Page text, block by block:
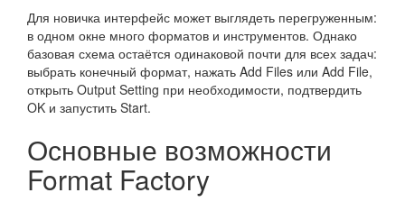
Для новичка интерфейс может выглядеть перегруженным:
в одном окне много форматов и инструментов. Однако
базовая схема остаётся одинаковой почти для всех задач:
выбрать конечный формат, нажать Add Files или Add File,
открыть Output Setting при необходимости, подтвердить
OK и запустить Start.
Основные возможности
Format Factory